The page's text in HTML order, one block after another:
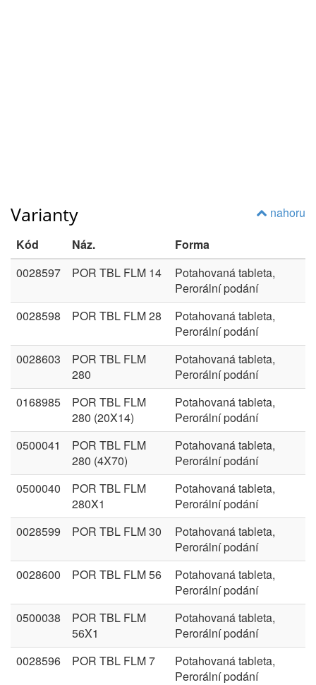
nahoru
Varianty
Kód Náz.
Forma
0028597
POR TBL FLM 14
Potahovaná tableta,
Perorální podání
0028598
POR TBL FLM 28
Potahovaná tableta,
Perorální podání
0028603
POR TBL FLM
280
Potahovaná tableta,
Perorální podání
0168985
POR TBL FLM
280 (20X14)
Potahovaná tableta,
Perorální podání
0500041
POR TBL FLM
280 (4X70)
Potahovaná tableta,
Perorální podání
0500040
POR TBL FLM
280X1
Potahovaná tableta,
Perorální podání
0028599
POR TBL FLM 30
Potahovaná tableta,
Perorální podání
0028600
POR TBL FLM 56
Potahovaná tableta,
Perorální podání
0500038
POR TBL FLM
56X1
Potahovaná tableta,
Perorální podání
0028596
POR TBL FLM 7
Potahovaná tableta,
Perorální podání